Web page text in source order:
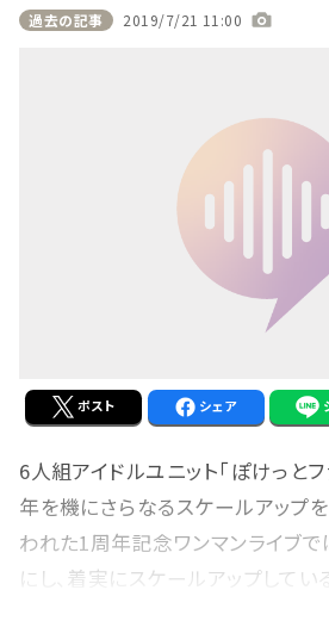
過去の記事 2019/7/21 11:00
ポスト シェア
6人組アイドルユニット「ぽけっと
年を機にさらなるスケールアップ
われた1周年記念ワンマンライブ
にし、着実にスケールアップしてい